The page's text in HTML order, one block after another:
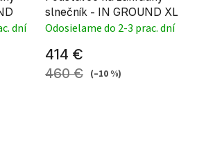
dní
slnečník - IN GROUND XL
Odosielame do 2-3 prac. dní
414 €
460 € (–10 %)